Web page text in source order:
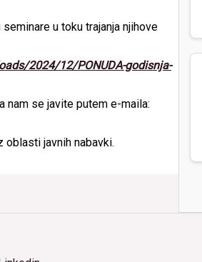
u toku trajanja njihove
2024/12/PONUDA-godisnja-
nam se javite putem e-maila:
oblasti javnih nabavki.